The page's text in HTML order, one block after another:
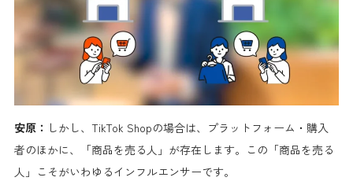
安原： しかし、TikTok Shopの場合は、プラットフォーム・購入
者のほかに、「商品を売る人」が存在します。この「商品を売る
人」こそがいわゆるインフルエンサーです。